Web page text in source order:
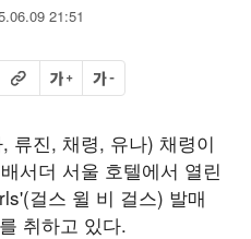
21:51
기
공유하기
URL복사글자 크게글자 작게
류진, 채령, 유나) 채령이
서더 서울 호텔에서 열린
걸스 윌 비 걸스) 발매
취하고 있다.